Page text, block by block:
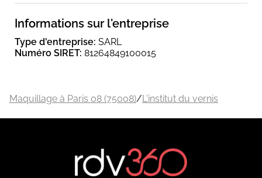
Informations sur l'entreprise
Type d'entreprise: SARL
Numéro SIRET: 81264849100015
Maquillage à Paris 08 (75008)/L'institut du vernis